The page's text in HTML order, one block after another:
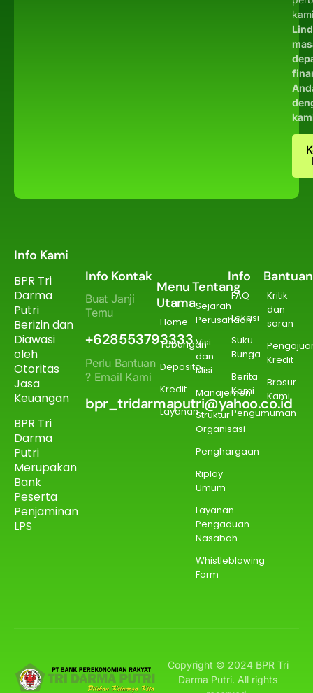
Info Kami
BPR Tri
Darma
Putri
Berizin dan
Diawasi
oleh
Otoritas
Jasa
Keuangan
BPR Tri
Darma
Putri
Merupakan
Bank
Peserta
Penjaminan
LPS
Info Kontak
Buat Janji
Temu
+628553793333
Perlu Bantuan
? Email Kami
bpr_tridarmaputri@yahoo.co.id
Menu
Utama
Home
Tabungan
Deposito
Kredit
Layanan
Tentang
Sejarah
Perusahaan
Visi
dan
Misi
Manajemen
Struktur
Organisasi
Penghargaan
Riplay
Umum
Layanan
Pengaduan
Nasabah
Whistleblowing
Form
Info
FAQ
Lokasi
Suku
Bunga
Berita
Kami
Pengumuman
Bantuan
Kritik
dan
saran
Kredit
Brosur
Kami
Copyright © 2024 BPR Tri
Darma Putri. All rights